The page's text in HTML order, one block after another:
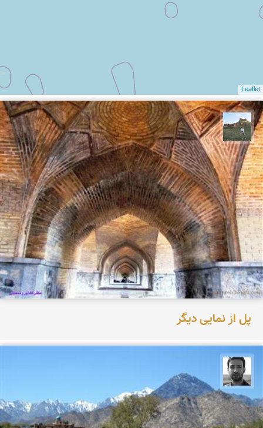
Leaflet
مظفر کشاورزمحمدیان
پل از نمایی دیگر
مجتبی ملانظر